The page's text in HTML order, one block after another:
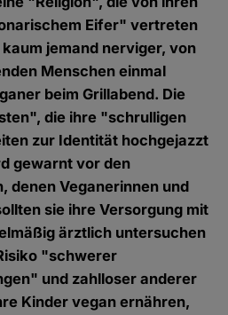
Eifer" vertreten
jemand nerviger, von
Menschen einmal
beim Grillabend. Die
die ihre "schrulligen
zur Identität hochgejazzt
gewarnt vor den
denen Veganerinnen und
sie ihre Versorgung mit
ärztlich untersuchen
"schwerer
und zahlloser anderer
Kinder vegan ernähren,